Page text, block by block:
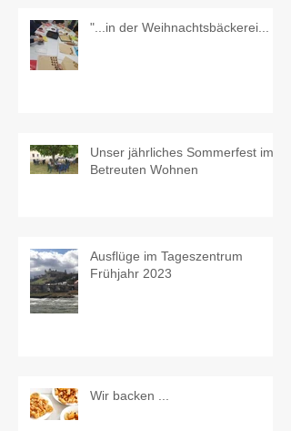
"...in der Weihnachtsbäckerei...
Unser jährliches Sommerfest im
Betreuten Wohnen
Ausflüge im Tageszentrum
Frühjahr 2023
Wir backen ...